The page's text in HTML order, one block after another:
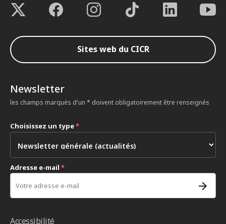
Sites web du CICR
Newsletter
les champs marqués d'un * doivent obligatoirement être renseignés
Choisissez un type*
Adresse e-mail *
Accessibilité